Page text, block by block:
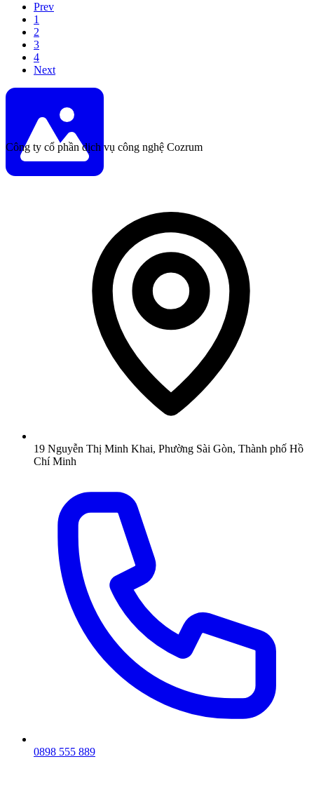
Prev
1
2
3
4
Next
Công ty cổ phần dịch vụ công nghệ Cozrum
19 Nguyễn Thị Minh Khai, Phường Sài Gòn, Thành phố Hồ
Chí Minh
0898 555 889